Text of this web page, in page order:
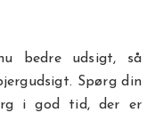
bedre udsigt, så
Spørg din
i god tid, der er